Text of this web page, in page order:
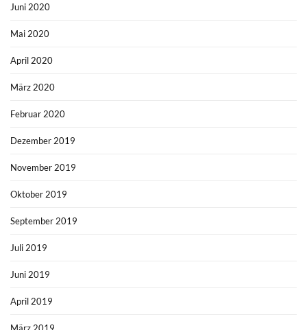
Juni 2020
Mai 2020
April 2020
März 2020
Februar 2020
Dezember 2019
November 2019
Oktober 2019
September 2019
Juli 2019
Juni 2019
April 2019